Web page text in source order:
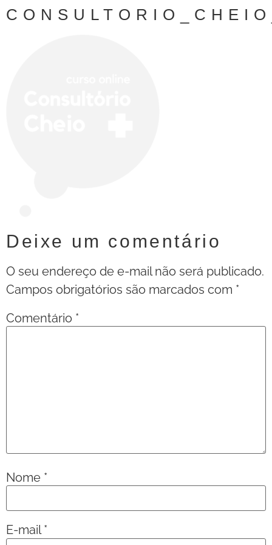
Deixe um comentário
O seu endereço de e-mail não será publicado.
Campos obrigatórios são marcados com *
Comentário *
Nome *
E-mail*